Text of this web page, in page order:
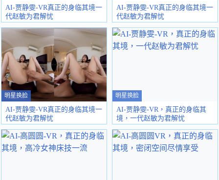
AI-贾静雯-VR真正的身临其境一
代赵敏为君解忧
AI-贾静雯-VR真正的身临其境一
代赵敏为君解忧
明星换脸
AI-贾静雯-VR真正的身临其境一
代赵敏为君解忧
明星换脸
AI-贾静雯-VR，真正的身临其
境，一代赵敏为君解忧